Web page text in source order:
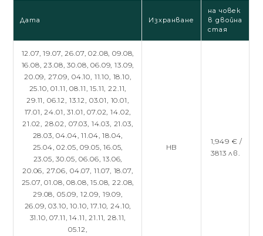
Дата Изхранване
на човек
в двойна
стая
12.07,19.07,26.07,02.08,09.08,
16.08,23.08,30.08,06.09,13.09,
20.09, 27.09, 04.10, 11.10, 18.10,
25.10,01.11,08.11,15.11,22.11,
29.11, 06.12, 13.12, 03.01, 10.01,
17.01,24.01,31.01,07.02,14.02,
21.02, 28.02, 07.03, 14.03, 21.03,
28.03,04.04,11.04,18.04,
25.04,02.05,09.05,16.05,
23.05,30.05,06.06,13.06,
20.06, 27.06, 04.07, 11.07, 18.07,
25.07,01.08,08.08,15.08,22.08,
29.08, 05.09, 12.09, 19.09,
26.09,03.10,10.10,17.10,24.10,
31.10,07.11,14.11,21.11,28.11,
05.12,
HB
1,949 € /
3813 лв.